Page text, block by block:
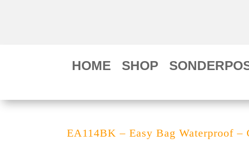
HOME SHOP
EA114BK – Easy Bag Waterproof –